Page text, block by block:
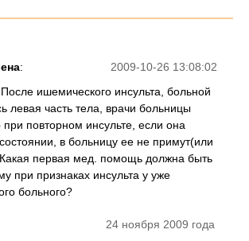
2009-10-26 13:08:02
:
ишемического инсульта, больной
левая часть тела, врачи больницы
при повторном инсульте, если она
в больницу ее не примут(или
Какая первая мед. помощь должна быть
при признаках инсульта у уже
больного?
24 ноября 2009 года